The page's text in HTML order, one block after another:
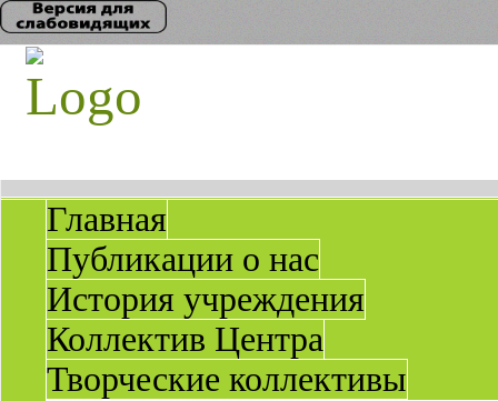
Главная
Публикации о нас
История учреждения
Коллектив Центра
Творческие коллективы